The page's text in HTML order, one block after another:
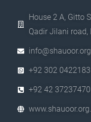
House 2 A, Gitto
Qadir Jilani road,
+92 302 0422183
+92 42 37237470